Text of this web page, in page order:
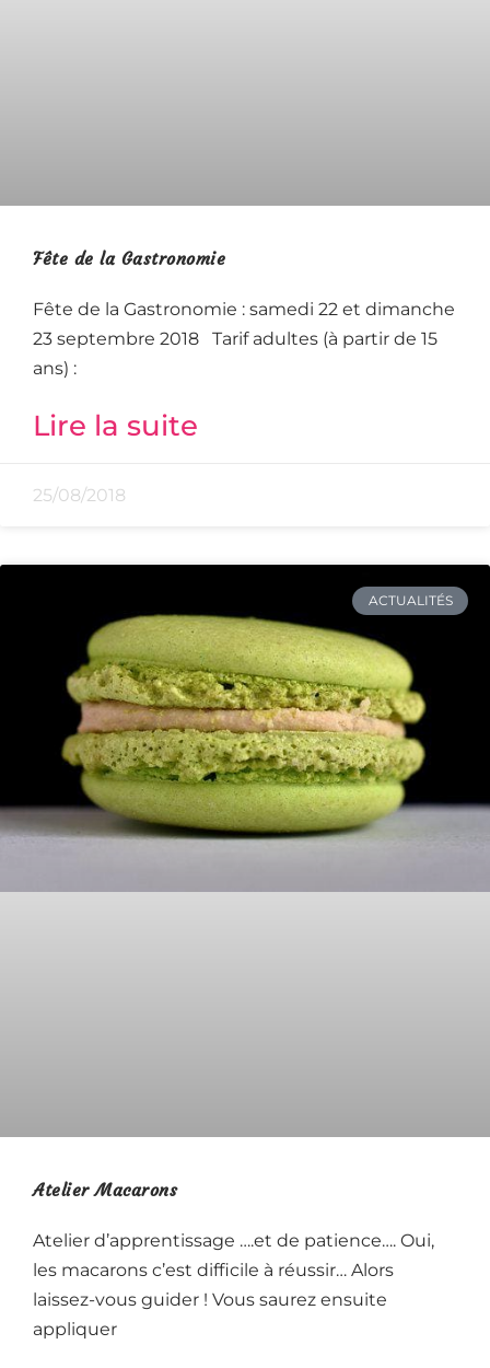
Fête de la Gastronomie
Fête de la Gastronomie : samedi 22 et dimanche
23 septembre 2018 Tarif adultes (à partir de 15
ans) :
Lire la suite
25/08/2018
ACTUALITÉS
Atelier Macarons
Atelier d’apprentissage ….et de patience…. Oui,
les macarons c’est difficile à réussir… Alors
laissez-vous guider ! Vous saurez ensuite
appliquer